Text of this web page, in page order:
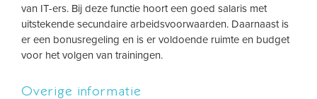
van IT-ers. Bij deze functie hoort een goed salaris met
uitstekende secundaire arbeidsvoorwaarden. Daarnaast is
er een bonusregeling en is er voldoende ruimte en budget
voor het volgen van trainingen.
Overige informatie